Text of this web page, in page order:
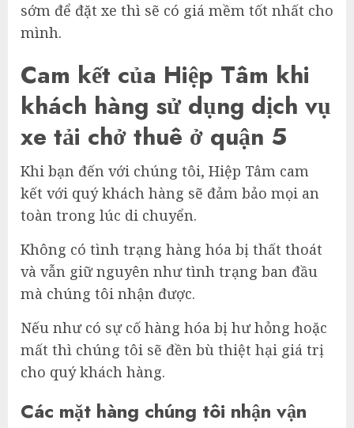
sớm để đặt xe thì sẽ có giá mềm tốt nhất cho
mình.
Cam kết của Hiệp Tâm khi
khách hàng sử dụng dịch vụ
xe tải chở thuê ở quận 5
Khi bạn đến với chúng tôi, Hiệp Tâm cam
kết với quý khách hàng sẽ đảm bảo mọi an
toàn trong lúc di chuyển.
Không có tình trạng hàng hóa bị thất thoát
và vẫn giữ nguyên như tình trạng ban đầu
mà chúng tôi nhận được.
Nếu như có sự cố hàng hóa bị hư hỏng hoặc
mất thì chúng tôi sẽ đền bù thiệt hại giá trị
cho quý khách hàng.
Các mặt hàng chúng tôi nhận vận